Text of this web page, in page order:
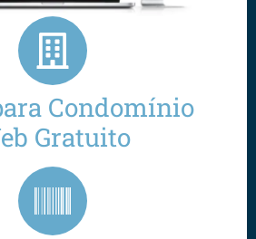
Condomínio
Gratuito